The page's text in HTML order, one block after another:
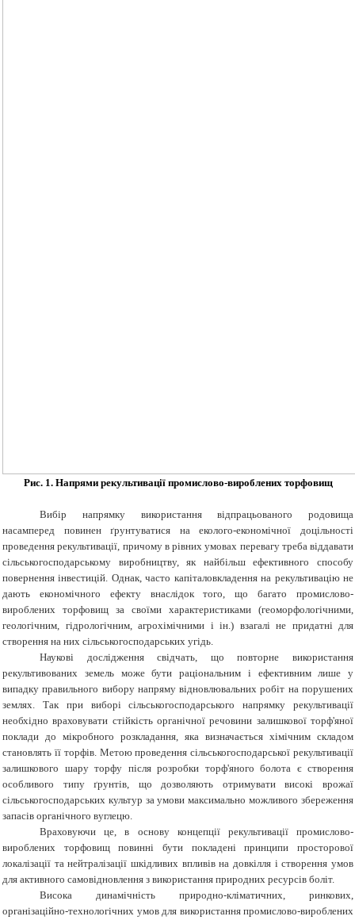
Рис. 1. Напрями рекультивації промислово-вироблених торфовищ
Вибір напрямку використання відпрацьованого родовища
насамперед повинен ґрунтуватися на еколого-економічної доцільності
проведення рекультивації, причому в рівних умовах перевагу треба віддавати
сільськогосподарському виробництву, як найбільш ефективного способу
повернення інвестицій. Однак, часто капіталовкладення на рекультивацію не
дають економічного ефекту внаслідок того, що багато промислово-
вироблених торфовищ за своїми характеристиками (геоморфологічними,
геологічним, гідрологічним, агрохімічними і ін.) взагалі не придатні для
створення на них сільськогосподарських угідь.
Наукові дослідження свідчать, що повторне використання
рекультивованих земель може бути раціональним і ефективним лише у
випадку правильного вибору напряму відновлювальних робіт на порушених
землях. Так при виборі сільськогосподарського напрямку рекультивації
необхідно враховувати стійкість органічної речовини залишкової торф'яної
поклади до мікробного розкладання, яка визначається хімічним складом
становлять її торфів. Метою проведення сільськогосподарської рекультивації
залишкового шару торфу після розробки торф'яного болота є створення
особливого типу ґрунтів, що дозволяють отримувати високі врожаї
сільськогосподарських культур за умови максимально можливого збереження
запасів органічного вуглецю.
Враховуючи це, в основу концепції рекультивації промислово-
вироблених торфовищ повинні бути покладені принципи просторової
локалізації та нейтралізації шкідливих впливів на довкілля і створення умов
для активного самовідновлення з викорис­тання природних ресурсів боліт.
Висока динамічність природно-кліматичних, ринкових,
організаційно-технологічних умов для використання промислово-вироблених